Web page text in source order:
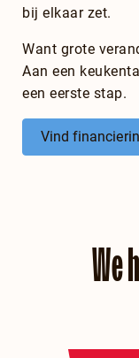
bij elkaar zet.
Want grote
Aan een
een eerste stap.
Vind
We